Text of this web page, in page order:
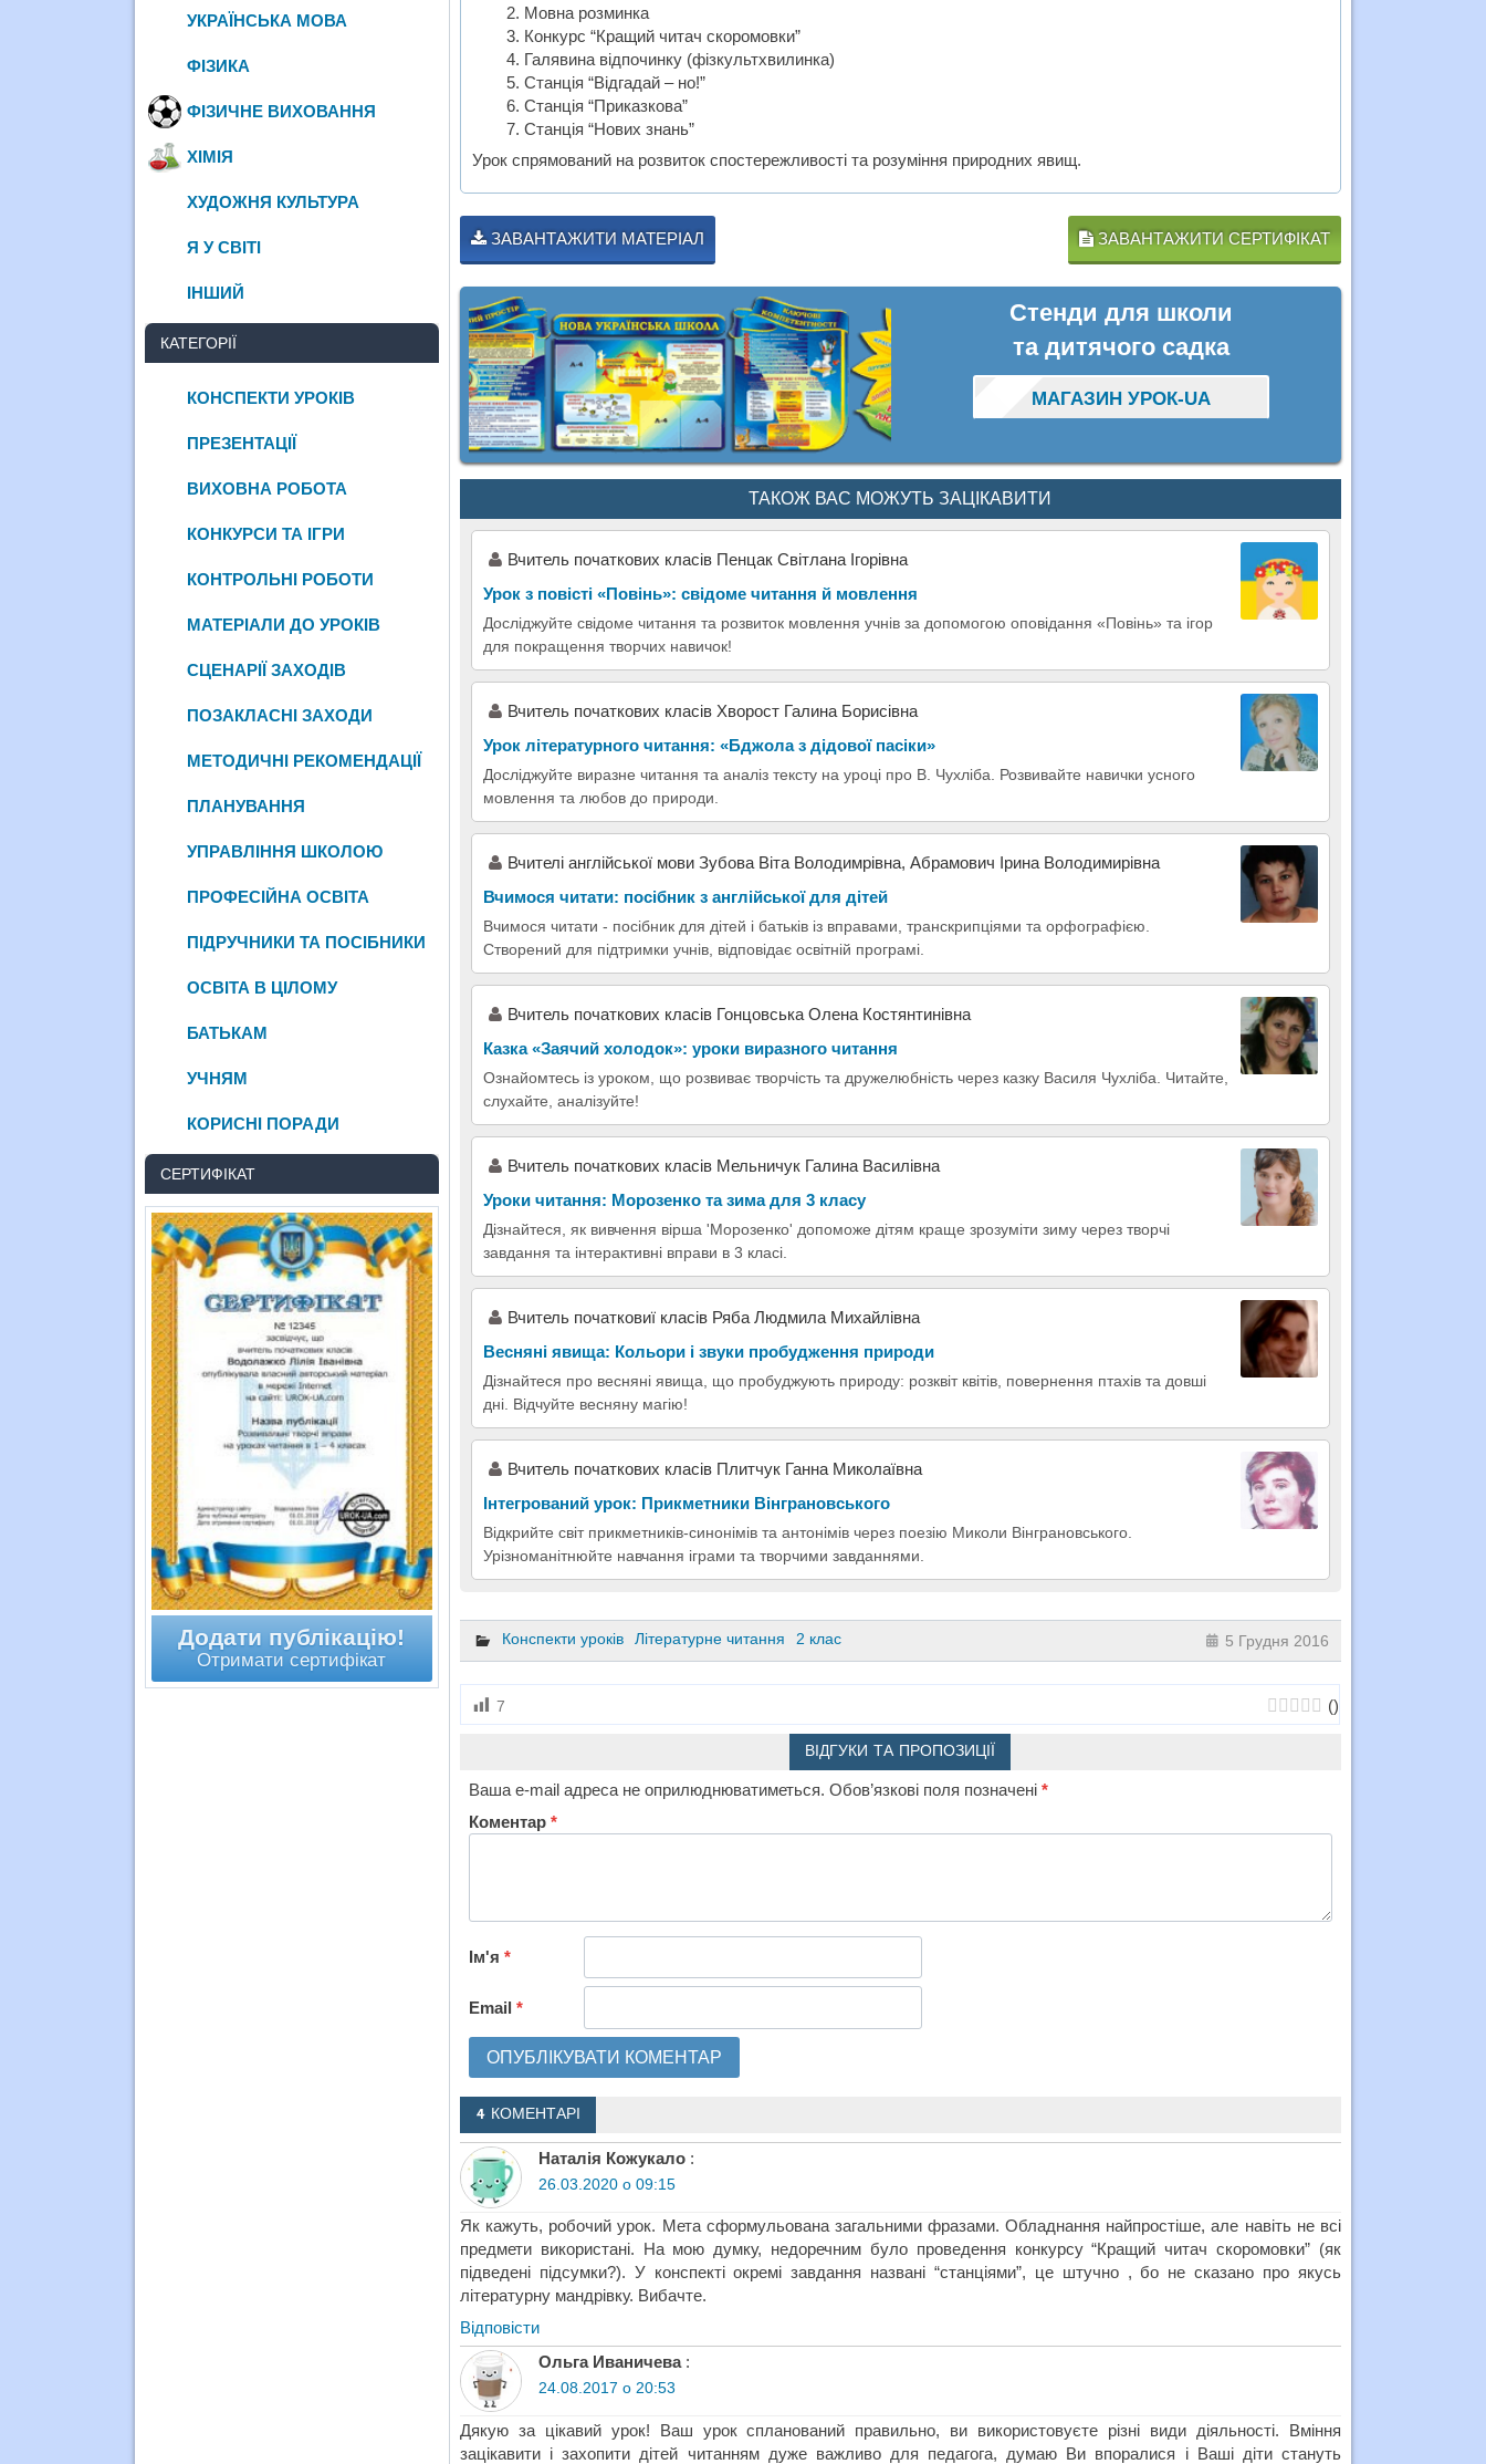
Мовна розминка
Конкурс “Кращий читач скоромовки”
Галявина відпочинку (фізкультхвилинка)
Станція “Відгадай – но!”
Станція “Приказкова”
Станція “Нових знань”
Урок спрямований на розвиток спостережливості та розуміння природних явищ.
ЗАВАНТАЖИТИ МАТЕРІАЛ ЗАВАНТАЖИТИ СЕРТИФІКАТ
Стенди для школи
та дитячого садка
МАГАЗИН УРОК-UA
ТАКОЖ ВАС МОЖУТЬ ЗАЦІКАВИТИ
Вчитель початкових класів Пенцак Світлана Ігорівна
Урок з повісті «Повінь»: свідоме читання й мовлення
Досліджуйте свідоме читання та розвиток мовлення учнів за допомогою оповідання «Повінь» та ігор
для покращення творчих навичок!
Вчитель початкових класів Хворост Галина Борисівна
Урок літературного читання: «Бджола з дідової пасіки»
Досліджуйте виразне читання та аналіз тексту на уроці про В. Чухліба. Розвивайте навички усного
мовлення та любов до природи.
Вчителі англійської мови Зубова Віта Володимрівна, Абрамович Ірина Володимирівна
Вчимося читати: посібник з англійської для дітей
Вчимося читати - посібник для дітей і батьків із вправами, транскрипціями та орфографією.
Створений для підтримки учнів, відповідає освітній програмі.
Вчитель початкових класів Гонцовська Олена Костянтинівна
Казка «Заячий холодок»: уроки виразного читання
Ознайомтесь із уроком, що розвиває творчість та дружелюбність через казку Василя Чухліба. Читайте,
слухайте, аналізуйте!
Вчитель початкових класів Мельничук Галина Василівна
Уроки читання: Морозенко та зима для 3 класу
Дізнайтеся, як вивчення вірша 'Морозенко' допоможе дітям краще зрозуміти зиму через творчі
завдання та інтерактивні вправи в 3 класі.
Вчитель початковиї класів Ряба Людмила Михайлівна
Весняні явища: Кольори і звуки пробудження природи
Дізнайтеся про весняні явища, що пробуджують природу: розквіт квітів, повернення птахів та довші
дні. Відчуйте весняну магію!
Вчитель початкових класів Плитчук Ганна Миколаївна
Інтегрований урок: Прикметники Вінграновського
Відкрийте світ прикметників-синонімів та антонімів через поезію Миколи Вінграновського.
Урізноманітнюйте навчання іграми та творчими завданнями.
Конспекти уроків Літературне читання 2 клас 5 Грудня 2016
7 ()
ВІДГУКИ ТА ПРОПОЗИЦІЇ
Ваша e-mail адреса не оприлюднюватиметься. Обов’язкові поля позначені *
Коментар *
Ім'я *
Email *
4 КОМЕНТАРІ
Наталія Кожукало :
26.03.2020 о 09:15
Як кажуть, робочий урок. Мета сформульована загальними фразами. Обладнання найпростіше, але навіть не всі
предмети використані. На мою думку, недоречним було проведення конкурсу “Кращий читач скоромовки” (як
підведені підсумки?). У конспекті окремі завдання названі “станціями”, це штучно , бо не сказано про якусь
літературну мандрівку. Вибачте.
Відповіcти
Ольга Иваничева :
24.08.2017 о 20:53
Дякую за цікавий урок! Ваш урок спланований правильно, ви використовуєте різні види діяльності. Вміння
зацікавити і захопити дітей читанням дуже важливо для педагога, думаю Ви впоралися і Ваші діти стануть
УКРАЇНСЬКА МОВА
ФІЗИКА
ФІЗИЧНЕ ВИХОВАННЯ
ХІМІЯ
ХУДОЖНЯ КУЛЬТУРА
Я У СВІТІ
ІНШИЙ
КАТЕГОРІЇ
КОНСПЕКТИ УРОКІВ
ПРЕЗЕНТАЦІЇ
ВИХОВНА РОБОТА
КОНКУРСИ ТА ІГРИ
КОНТРОЛЬНІ РОБОТИ
МАТЕРІАЛИ ДО УРОКІВ
СЦЕНАРІЇ ЗАХОДІВ
ПОЗАКЛАСНІ ЗАХОДИ
МЕТОДИЧНІ РЕКОМЕНДАЦІЇ
ПЛАНУВАННЯ
УПРАВЛІННЯ ШКОЛОЮ
ПРОФЕСІЙНА ОСВІТА
ПІДРУЧНИКИ ТА ПОСІБНИКИ
ОСВІТА В ЦІЛОМУ
БАТЬКАМ
УЧНЯМ
КОРИСНІ ПОРАДИ
СЕРТИФІКАТ
Додати публікацію!
Отримати сертифікат